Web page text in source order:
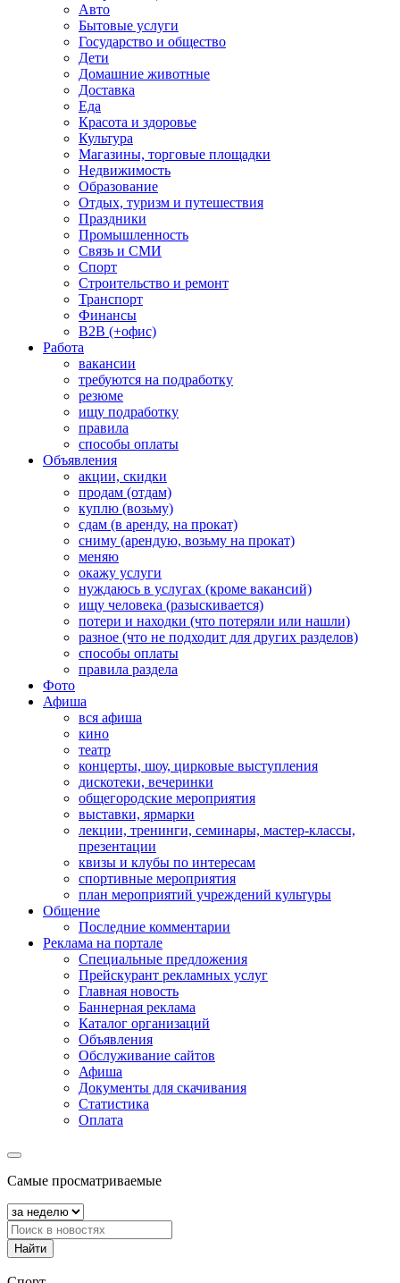
Авто
Бытовые услуги
Государство и общество
Дети
Домашние животные
Доставка
Еда
Красота и здоровье
Культура
Магазины, торговые площадки
Недвижимость
Образование
Отдых, туризм и путешествия
Праздники
Промышленность
Связь и СМИ
Спорт
Строительство и ремонт
Транспорт
Финансы
B2B (+офис)
Работа
вакансии
требуются на подработку
резюме
ищу подработку
правила
способы оплаты
Объявления
акции, скидки
продам (отдам)
куплю (возьму)
сдам (в аренду, на прокат)
сниму (арендую, возьму на прокат)
меняю
окажу услуги
нуждаюсь в услугах (кроме вакансий)
ищу человека (разыскивается)
потери и находки (что потеряли или нашли)
разное (что не подходит для других разделов)
способы оплаты
правила раздела
Фото
Афиша
вся афиша
кино
театр
концерты, шоу, цирковые выступления
дискотеки, вечеринки
общегородские мероприятия
выставки, ярмарки
лекции, тренинги, семинары, мастер-классы,
презентации
квизы и клубы по интересам
спортивные мероприятия
план мероприятий учреждений культуры
Общение
Последние комментарии
Реклама на портале
Специальные предложения
Прейскурант рекламных услуг
Главная новость
Баннерная реклама
Каталог организаций
Объявления
Обслуживание сайтов
Афиша
Документы для скачивания
Статистика
Оплата
Самые просматриваемые
Найти